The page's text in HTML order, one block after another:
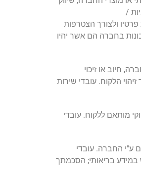
/
ולצורך הצטרפות
בחברה הם אשר יהיו
חיוב או זיכוי
של כרטיס האשראי לצורך זיהוי הלקוח. עובדי שירות
מותאם ללקוח. עובדי
ע"י החברה. עובדי
במידע בריאותי; הסכמתך